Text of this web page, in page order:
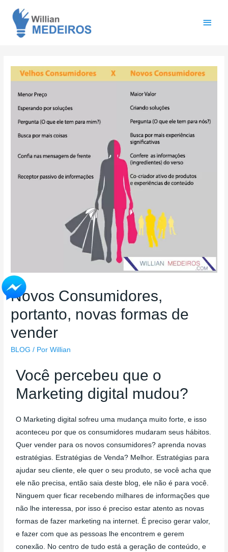
Novos Consumidores,
portanto, novas formas de
vender
BLOG / PorWillian
Você percebeu que o
Marketing digital mudou?
O Marketing digital sofreu uma mudança muito forte, e isso
aconteceu por que os consumidores mudaram seus hábitos.
Quer vender para os novos consumidores? aprenda novas
estratégias. Estratégias de Venda? Melhor. Estratégias para
ajudar seu cliente, ele quer o seu produto, se você acha que
ele não precisa, então saia deste blog, ele não é para você.
Ninguem quer ficar recebendo milhares de informações que
não lhe interessa, por isso é preciso estar atento as novas
formas de fazer marketing na internet. É preciso gerar valor,
e fazer com que as pessoas lhe encontrem e gerem
conexão. No centro de tudo está a geração de conteúdo, e